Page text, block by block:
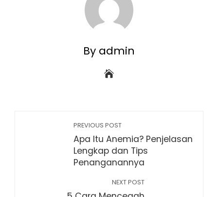
By admin
PREVIOUS POST
Apa Itu Anemia? Penjelasan
Lengkap dan Tips
Penanganannya
NEXT POST